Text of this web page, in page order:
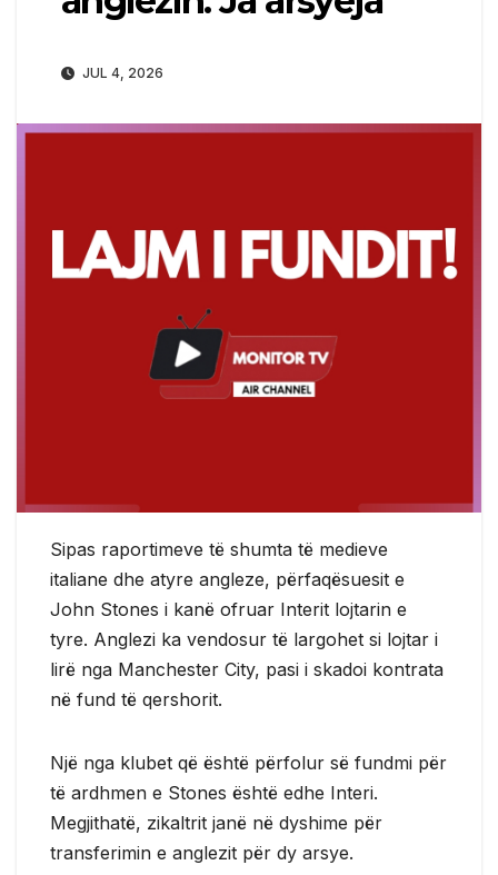
JUL 4, 2026
Sipas raportimeve të shumta të medieve
italiane dhe atyre angleze, përfaqësuesit e
John Stones i kanë ofruar Interit lojtarin e
tyre. Anglezi ka vendosur të largohet si lojtar i
lirë nga Manchester City, pasi i skadoi kontrata
në fund të qershorit.
Një nga klubet që është përfolur së fundmi për
të ardhmen e Stones është edhe Interi.
Megjithatë, zikaltrit janë në dyshime për
transferimin e anglezit për dy arsye.